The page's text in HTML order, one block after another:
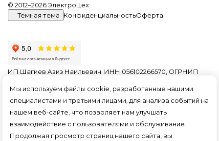
Мы используем файлы cookie, разработанные нашими
специалистами и третьими лицами, для анализа событий на
нашем веб-сайте, что позволяет нам улучшать
взаимодействие с пользователями и обслуживание.
Продолжая просмотр страниц нашего сайта, вы
© 2012–2026 ЭлектроЦех
Темная тема
КонфиденциальностьОферта
ИП Шагиев Азиз Наильевич. ИНН 056102266570, ОГРНИП
применяютсярекомендательные технологии.
Все ресурсы сайта electroceh.ru, включая (но не
ограничиваясь) текстовую, графическую, фотографическую
и видео информацию, структуру, дизайн и оформление
страниц, доменное имя, фирменное наименование